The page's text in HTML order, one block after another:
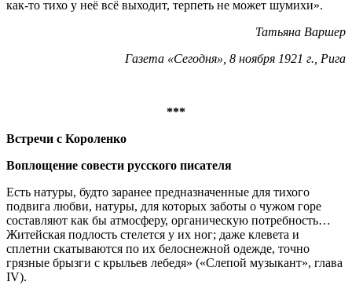
как-то тихо у неё всё выходит, терпеть не может шумихи».
Татьяна Варшер
Газета «Сегодня», 8 ноября 1921 г., Рига
***
Встречи с Короленко
Воплощение совести русского писателя
Есть натуры, будто заранее предназначенные для тихого
подвига любви, натуры, для которых заботы о чужом горе
составляют как бы атмосферу, органическую потребность…
Житейская подлость стелется у их ног; даже клевета и
сплетни скатываются по их белоснежной одежде, точно
грязные брызги с крыльев лебедя» («Слепой музыкант», глава
IV).